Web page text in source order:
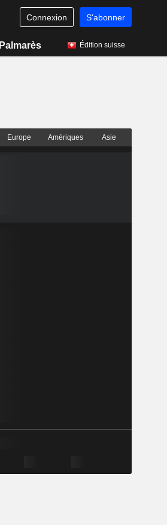
Connexion S'abonner
Palmarès Édition suisse
Europe Amériques Asie